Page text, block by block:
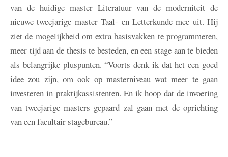
van de huidige master Literatuur van de moderniteit de
nieuwe tweejarige master Taal- en Letterkunde mee uit. Hij
ziet de mogelijkheid om extra basisvakken te programmeren,
meer tijd aan de thesis te besteden, en een stage aan te bieden
als belangrijke pluspunten. “Voorts denk ik dat het een goed
idee zou zijn, om ook op masterniveau wat meer te gaan
investeren in praktijkassistenten. En ik hoop dat de invoering
van tweejarige masters gepaard zal gaan met de oprichting
van een facultair stagebureau.”